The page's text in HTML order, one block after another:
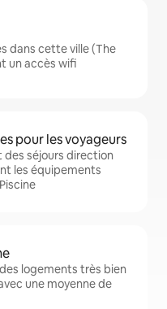
dans cette ville (The
un accès wifi
pour les voyageurs
des séjours direction
les équipements
logements très bien
une moyenne de